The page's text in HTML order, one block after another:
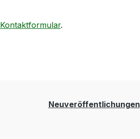
Kontaktformular.
Neuveröffentlichungen